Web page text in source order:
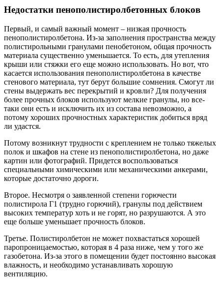
Недостатки пенополистиролбетонных блоков
Первый, и самый важный момент – низкая прочность
пенополистиролбетона. Из-за заполнения пространства между
полистирольными гранулами пенобетоном, общая прочность
материала существенно уменьшается. То есть, для утепления
крыши или стяжки его еще можно использовать. Но вот, что
касается использования пенополистиролбетона в качестве
стенового материала, тут берут большие сомнения. Смогут ли
стены выдержать вес перекрытий и кровли? Для получения
более прочных блоков используют мелкие гранулы, но все-
таки они есть и исключить их из состава невозможно, а
потому хороших прочностных характеристик добиться вряд
ли удастся.
Потому возникнут трудности с креплением не только тяжелых
полок и шкафов на стене из пенополистиролбетона, но даже
картин или фотографий. Придется воспользоваться
специальными химическими или механическими анкерами,
которые достаточно дороги.
Второе. Несмотря о заявленной степени горючести
полистирола Г1 (трудно горючий), гранулы под действием
высоких температур хоть и не горят, но разрушаются. А это
еще больше уменьшает прочность блоков.
Третье. Полистиролбетон не может похвастаться хорошей
паропроницаемостью, которая в 4 раза ниже, чем у того же
газобетона. Из-за этого в помещении будет постоянно высокая
влажность, и необходимо устанавливать хорошую
вентиляцию.